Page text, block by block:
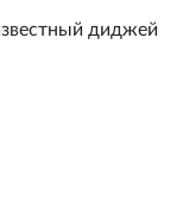
диджей